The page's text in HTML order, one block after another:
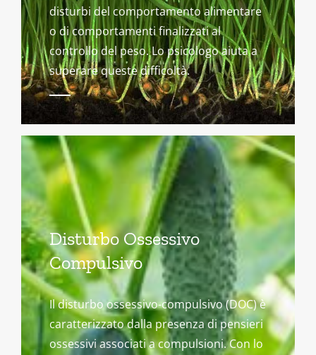
disturbi del comportamento alimentare
o di comportamenti finalizzati al
controllo del peso. Lo psicologo aiuta a
superare queste difficoltà.
Disturbo Ossessivo
Compulsivo
Il disturbo ossessivo-compulsivo (DOC) è
caratterizzato dalla presenza di pensieri
ossessivi associati a compulsioni. Con lo